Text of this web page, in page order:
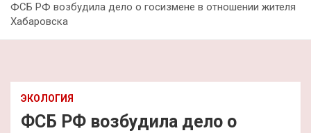
ФСБ РФ возбудила дело о госизмене в отношении жителя
Хабаровска
ЭКОЛОГИЯ
ФСБ РФ возбудила дело о